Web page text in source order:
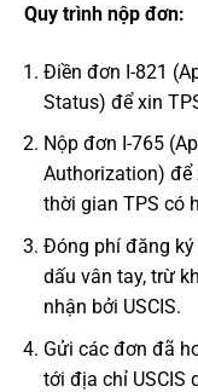
Quy trình nộp đơn:
Điền đơn I-821
Status) để xin
Nộp đơn I-765
Authorization) để
thời gian TPS có
Đóng phí đăng
dấu vân tay, trừ
nhận bởi USCIS.
Gửi các đơn đã
tới địa chỉ USCIS